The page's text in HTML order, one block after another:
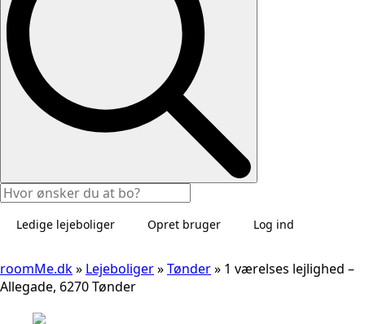
Ledige lejeboliger Opret bruger Log ind
roomMe.dk» Lejeboliger»Tønder» 1 værelses lejlighed –
Allegade, 6270 Tønder